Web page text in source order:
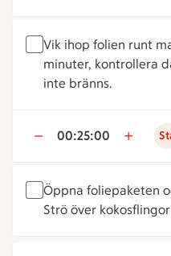
Vik ihop folien runt
minuter, kontrollera
inte bränns.
00:25:00
Öppna foliepaketen
Strö över